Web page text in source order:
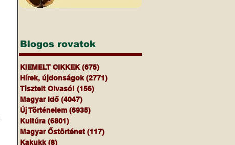
Blogos rovatok
KIEMELT CIKKEK (675)
Hírek, újdonságok (2771)
Tisztelt Olvasó! (156)
Magyar Idő (4047)
Új Történelem (6935)
Kultúra (6801)
Magyar Őstörténet (117)
Kakukk (8)